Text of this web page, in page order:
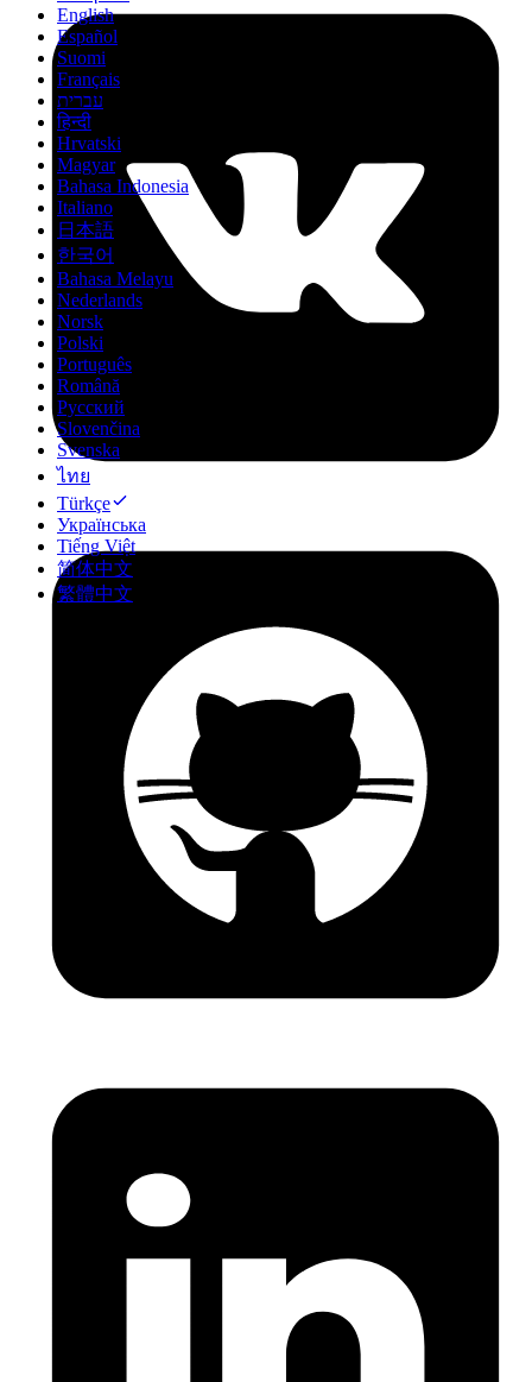
English
Español
Suomi
Français
עברית
हिन्दी
Hrvatski
Magyar
Bahasa Indonesia
Italiano
日本語
한국어
Bahasa Melayu
Nederlands
Norsk
Polski
Português
Română
Русский
Slovenčina
Svenska
ไทย
Türkçe
Українська
Tiếng Việt
简体中文
繁體中文